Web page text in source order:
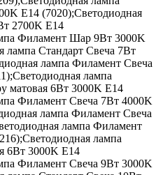
E14 (7020);Светодиодная
2700K E14
Филамент Шар 9Вт 3000K
лампа Стандарт Свеча 7Вт
лампа Филамент Свеча
лампа
матовая 6Вт 3000K E14
Филамент Свеча 7Вт 4000K
лампа Филамент Свеча
лампа Филамент
лампа
6Вт 3000K E14
Филамент Свеча 9Вт 3000K